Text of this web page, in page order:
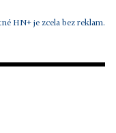
HN+ je zcela bez reklam.